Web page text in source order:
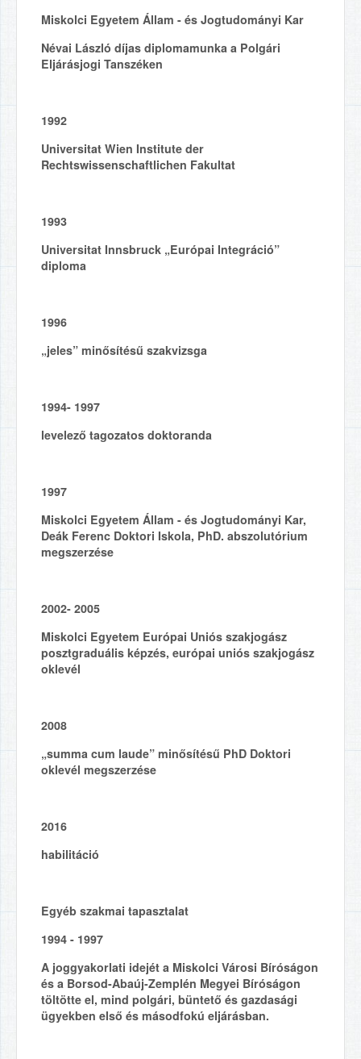
Miskolci Egyetem Állam - és Jogtudományi Kar
Névai László díjas diplomamunka a Polgári
Eljárásjogi Tanszéken
1992
Universitat Wien Institute der
Rechtswissenschaftlichen Fakultat
1993
Universitat Innsbruck „Európai Integráció”
diploma
1996
„jeles” minősítésű szakvizsga
1994- 1997
levelező tagozatos doktoranda
1997
Miskolci Egyetem Állam - és Jogtudományi Kar,
Deák Ferenc Doktori Iskola, PhD. abszolutórium
megszerzése
2002- 2005
Miskolci Egyetem Európai Uniós szakjogász
posztgraduális képzés, európai uniós szakjogász
oklevél
2008
„summa cum laude” minősítésű PhD Doktori
oklevél megszerzése
2016
habilitáció
Egyéb szakmai tapasztalat
1994 - 1997
A joggyakorlati idejét a Miskolci Városi Bíróságon
és a Borsod-Abaúj-Zemplén Megyei Bíróságon
töltötte el, mind polgári, büntető és gazdasági
ügyekben első és másodfokú eljárásban.